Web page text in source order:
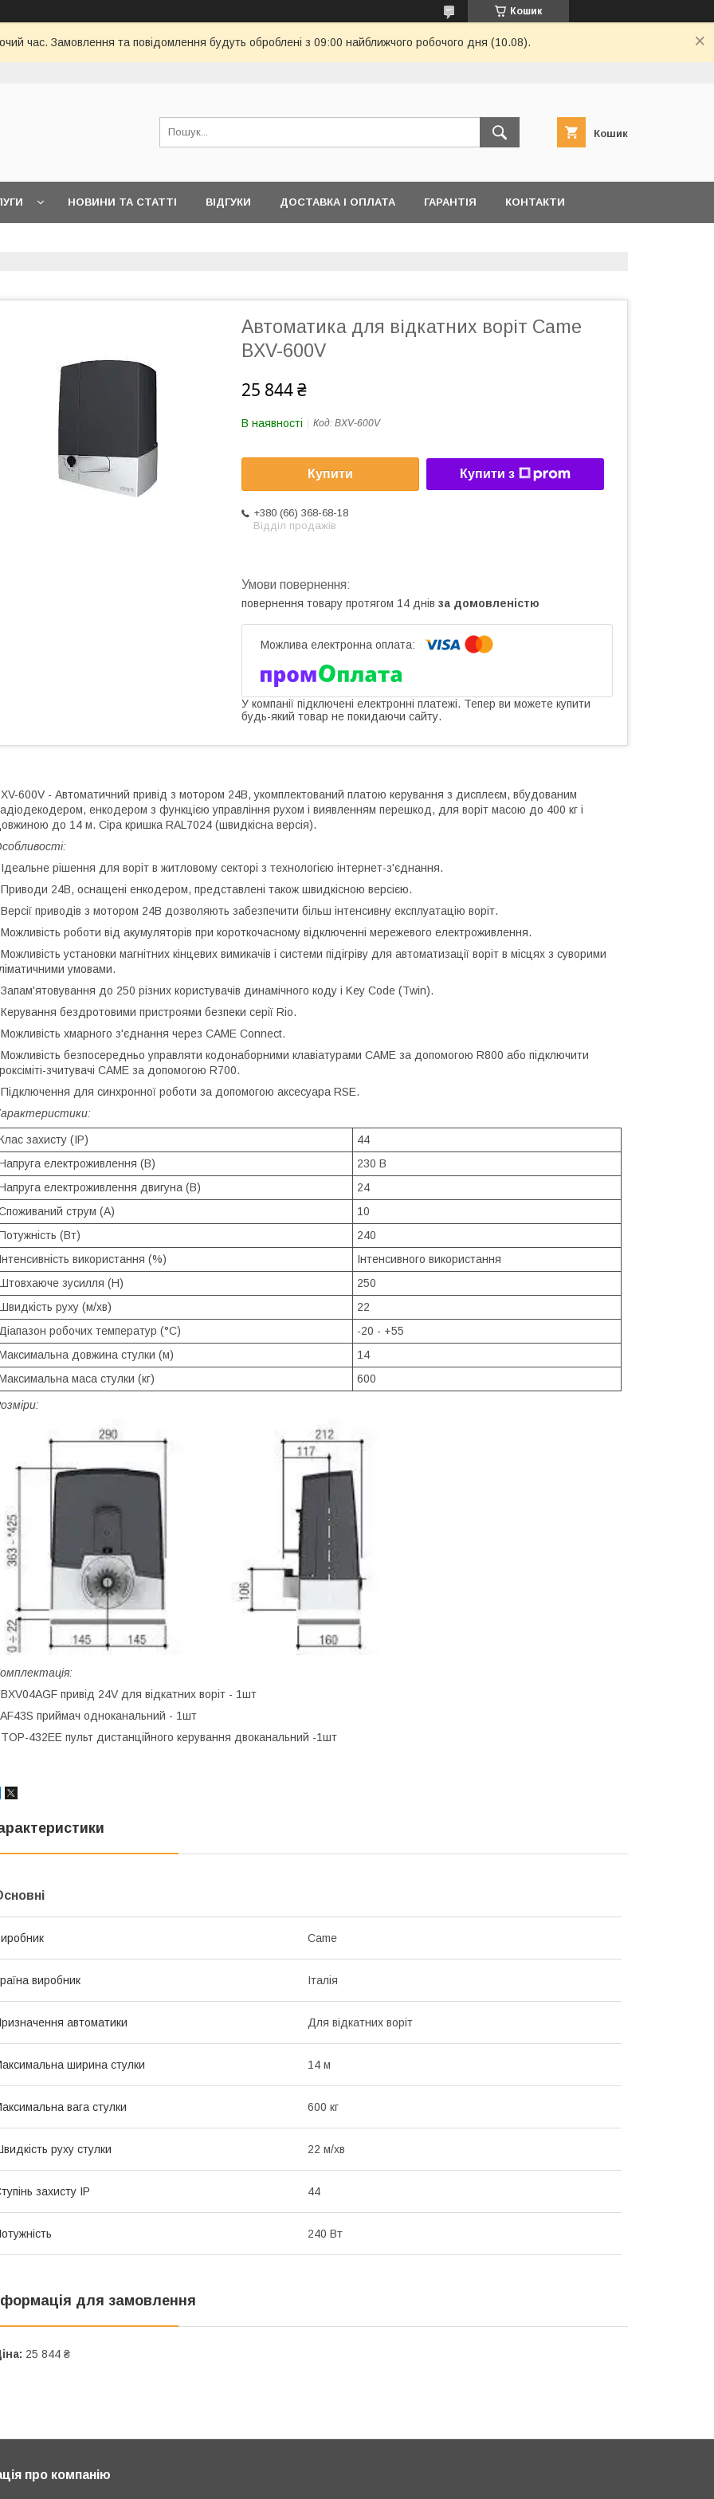
Кошик
час. Замовлення та повідомлення будуть оброблені з 09:00 найближчого робочого дня (10.08).
Кошик
НОВИНИ ТА СТАТТІ ВІДГУКИ ДОСТАВКА І ОПЛАТА ГАРАНТІЯ КОНТАКТИ
Автоматика для відкатних воріт Came
BXV-600V
25 844 ₴
В наявності Код: BXV-600V
Купити Купити з
+380 (66) 368-68-18
Відділ продажів
повернення товару протягом 14 днів за домовленістю
У компанії підключені електронні платежі. Тепер ви можете купити
будь-який товар не покидаючи сайту.
600V - Автоматичний привід з мотором 24В, укомплектований платою керування з дисплеєм, вбудованим
енкодером з функцією управління рухом і виявленням перешкод, для воріт масою до 400 кг і
до 14 м. Сіра кришка RAL7024 (швидкісна версія).
собливості:
рішення для воріт в житловому секторі з технологією інтернет-з'єднання.
24В, оснащені енкодером, представлені також швидкісною версією.
приводів з мотором 24В дозволяють забезпечити більш інтенсивну експлуатацію воріт.
роботи від акумуляторів при короткочасному відключенні мережевого електроживлення.
установки магнітних кінцевих вимикачів і системи підігріву для автоматизації воріт в місцях з суворими
умовами.
до 250 різних користувачів динамічного коду і Key Code (Twin).
бездротовими пристроями безпеки серії Rio.
хмарного з'єднання через CAME Connect.
безпосередньо управляти кодонаборними клавіатурами CAME за допомогою R800 або підключити
зчитувачі CAME за допомогою R700.
для синхронної роботи за допомогою аксесуара RSE.
захисту (IP)
44
електроживлення (В)
230 В
електроживлення двигуна (В)
24
струм (А)
10
(Вт)
240
Інтенсивність використання (%)
Інтенсивного використання
зусилля (Н)
250
руху (м/хв)
22
Діапазон робочих температур (°C)
-20 - +55
довжина стулки (м)
14
маса стулки (кг)
600
привід 24V для відкатних воріт - 1шт
приймач одноканальний - 1шт
432EE пульт дистанційного керування двоканальний -1шт
Came
виробник Італія
автоматики Для відкатних воріт
ширина стулки 14 м
вага стулки 600 кг
руху стулки 22 м/хв
захисту IP 44
240 Вт
для замовлення
25 844 ₴
про компанію